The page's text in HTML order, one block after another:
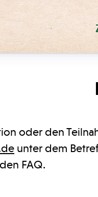
oder den
unter dem
FAQ.